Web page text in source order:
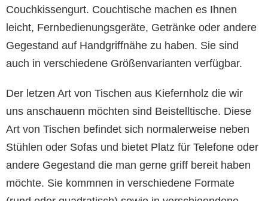
Couchkissengurt. Couchtische machen es Ihnen
leicht, Fernbedienungsgeräte, Getränke oder andere
Gegestand auf Handgriffnähe zu haben. Sie sind
auch in verschiedene Größenvarianten verfügbar.
Der letzen Art von Tischen aus Kiefernholz die wir
uns anschauenn möchten sind Beistelltische. Diese
Art von Tischen befindet sich normalerweise neben
Stühlen oder Sofas und bietet Platz für Telefone oder
andere Gegestand die man gerne griff bereit haben
möchte. Sie kommnen in verschiedene Formate